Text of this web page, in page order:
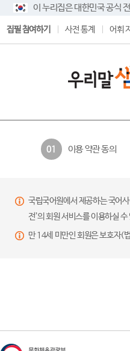
이 누리집은 대한민국 공식
집필 참여하기 사전 통계 어휘
01 이용 약관 동의
국립국어원에서 제공하는 국어
전’의 회원 서비스를 이용하실
만 14세 미만인 회원은 보호자(